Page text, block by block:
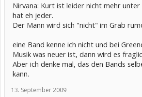
Nirvana: Kurt ist leider nicht mehr unter
hat eh jeder.
Der Mann wird sich "nicht" im Grab
eine Band kenne ich nicht und bei
Musik was neuer ist, dann wird es
Aber ich denke mal, das den Bands
kann.
13. September 2009